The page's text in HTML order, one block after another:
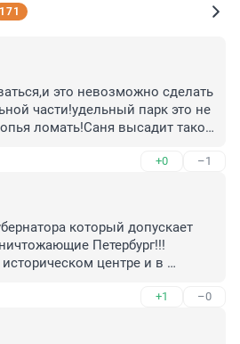
171
это невозможно сделать
части!удельный парк это не
ломать!Саня высадит такое
с вами и не может плясать
ленинградца!
+0 –1
который допускает
Петербург!!!
центре и в
всех причастных чиночников! А
неприкосновенными
урезания и
+1 –0